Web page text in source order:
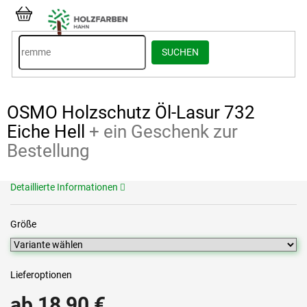
Inhalt
springen
SUCHEN
WARENKORB
OSMO Holzschutz Öl-Lasur 732
Eiche Hell + ein Geschenk zur
Bestellung
Größe
Lieferoptionen
Detaillierte Informationen